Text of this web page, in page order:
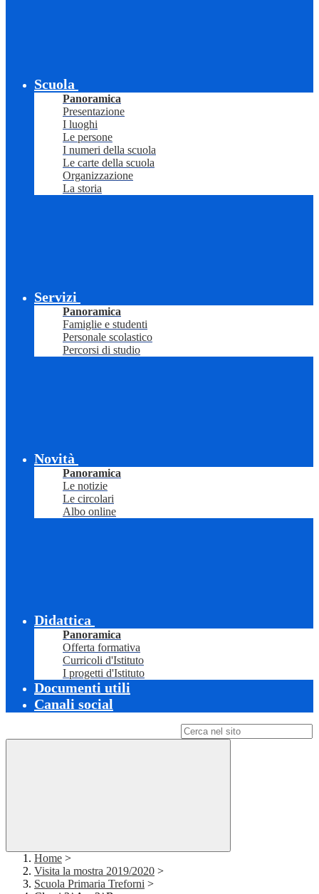
Scuola
Panoramica
Presentazione
I luoghi
Le persone
I numeri della scuola
Le carte della scuola
Organizzazione
La storia
Servizi
Panoramica
Famiglie e studenti
Personale scolastico
Percorsi di studio
Novità
Panoramica
Le notizie
Le circolari
Albo online
Didattica
Panoramica
Offerta formativa
Curricoli d'Istituto
I progetti d'Istituto
Documenti utili
Canali social
Home >
Visita la mostra 2019/2020 >
Scuola Primaria Treforni >